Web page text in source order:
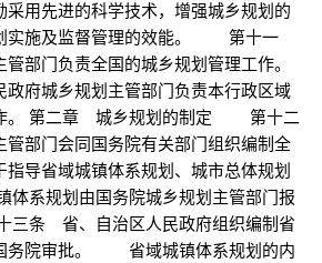
先进的科学技术，增强城乡规划的
实施及监督管理的效能。 第十一
部门负责全国的城乡规划管理工作。
府城乡规划主管部门负责本行政区域
。 第二章 城乡规划的制定 第十二
部门会同国务院有关部门组织编制全
指导省域城镇体系规划、城市总体规划
系规划由国务院城乡规划主管部门报
条 省、自治区人民政府组织编制省
务院审批。 省域城镇体系规划的内